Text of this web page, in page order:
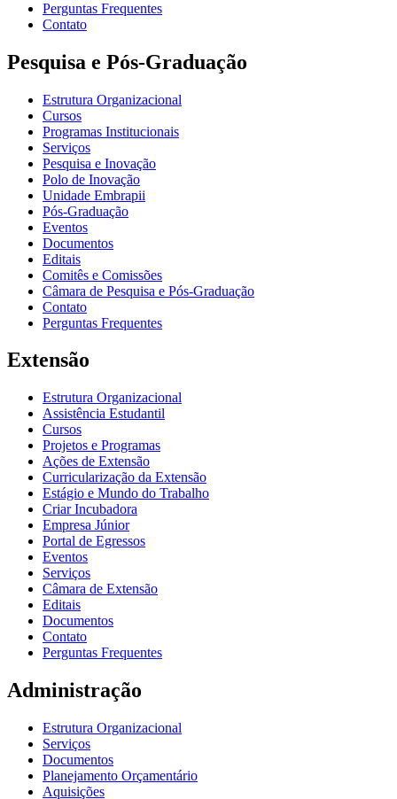
Perguntas Frequentes
Contato
Pesquisa e Pós-Graduação
Estrutura Organizacional
Cursos
Programas Institucionais
Serviços
Pesquisa e Inovação
Polo de Inovação
Unidade Embrapii
Pós-Graduação
Eventos
Documentos
Editais
Comitês e Comissões
Câmara de Pesquisa e Pós-Graduação
Contato
Perguntas Frequentes
Extensão
Estrutura Organizacional
Assistência Estudantil
Cursos
Projetos e Programas
Ações de Extensão
Curricularização da Extensão
Estágio e Mundo do Trabalho
Criar Incubadora
Empresa Júnior
Portal de Egressos
Eventos
Serviços
Câmara de Extensão
Editais
Documentos
Contato
Perguntas Frequentes
Administração
Estrutura Organizacional
Serviços
Documentos
Planejamento Orçamentário
Aquisições